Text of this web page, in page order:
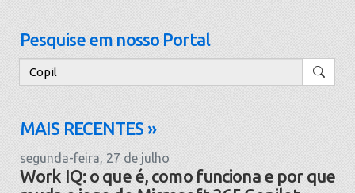
Pesquise em nosso Portal
Pesquisar
MAIS RECENTES »
segunda-feira, 27 de julho
Work IQ: o que é, como funciona e por que